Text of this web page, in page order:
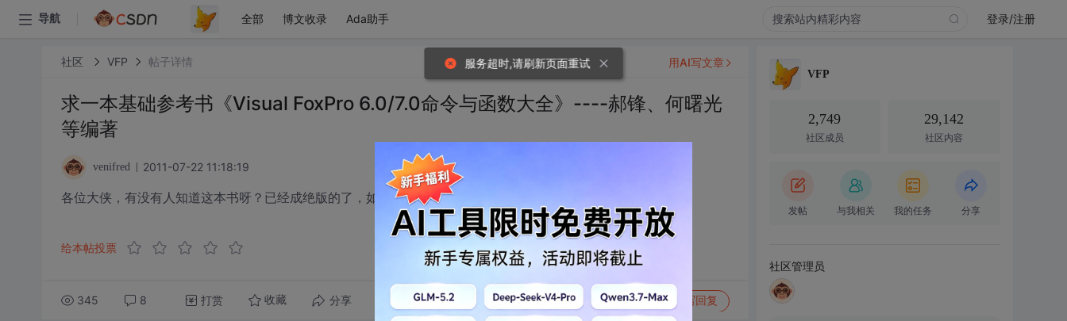
导航 全部 博文收录 Ada助手 登录/注册
社区 VFP 帖子详情
求一本基础参考书《Visual FoxPro 6.0/7.0命令与函数大全》----郝锋、何曙光
等编著
venifred 2011-07-22 11:18:19
各位大侠，有没有人知道这本书呀？已经成绝版的了，如果有大侠能无私奉献一个电子版的，不胜感激呀。
给本帖投票
345 8 打赏 收藏 分享 转发到动态 举报 写回复
用AI写文章
VFP
2,749
社区成员
29,142
社区内容
发帖 与我相关 我的任务 分享
社区管理员
服务超时,请刷新页面重试